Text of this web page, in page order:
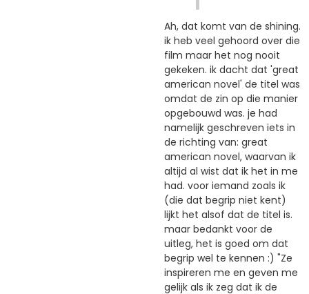
Ah, dat komt van de shining.
ik heb veel gehoord over die
film maar het nog nooit
gekeken. ik dacht dat 'great
american novel' de titel was
omdat de zin op die manier
opgebouwd was. je had
namelijk geschreven iets in
de richting van: great
american novel, waarvan ik
altijd al wist dat ik het in me
had. voor iemand zoals ik
(die dat begrip niet kent)
lijkt het alsof dat de titel is.
maar bedankt voor de
uitleg, het is goed om dat
begrip wel te kennen :) "Ze
inspireren me en geven me
gelijk als ik zeg dat ik de